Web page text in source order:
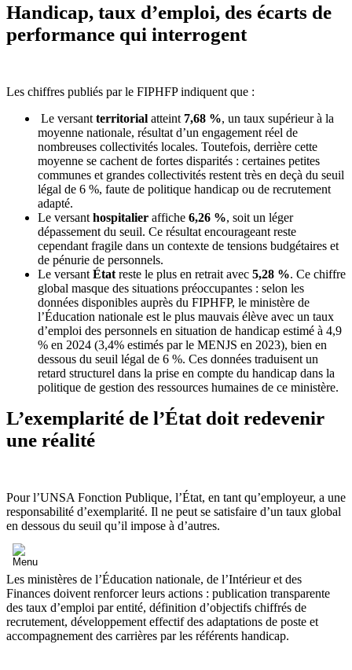
Handicap, taux d’emploi, des écarts de
performance qui interrogent
Les chiffres publiés par le FIPHFP indiquent que :
Le versant territorial atteint 7,68 %, un taux supérieur à la
moyenne nationale, résultat d’un engagement réel de
nombreuses collectivités locales. Toutefois, derrière cette
moyenne se cachent de fortes disparités : certaines petites
communes et grandes collectivités restent très en deçà du seuil
légal de 6 %, faute de politique handicap ou de recrutement
adapté.
Le versant hospitalier affiche 6,26 %, soit un léger
dépassement du seuil. Ce résultat encourageant reste
cependant fragile dans un contexte de tensions budgétaires et
de pénurie de personnels.
Le versant État reste le plus en retrait avec 5,28 %. Ce chiffre
global masque des situations préoccupantes : selon les
données disponibles auprès du FIPHFP, le ministère de
l’Éducation nationale est le plus mauvais élève avec un taux
d’emploi des personnels en situation de handicap estimé à 4,9
% en 2024 (3,4% estimés par le MENJS en 2023), bien en
dessous du seuil légal de 6 %. Ces données traduisent un
retard structurel dans la prise en compte du handicap dans la
politique de gestion des ressources humaines de ce ministère.
L’exemplarité de l’État doit redevenir
une réalité
Pour l’UNSA Fonction Publique, l’État, en tant qu’employeur, a une
responsabilité d’exemplarité. Il ne peut se satisfaire d’un taux global
en dessous du seuil qu’il impose à d’autres.
Les ministères de l’Éducation nationale, de l’Intérieur et des
Finances doivent renforcer leurs actions : publication transparente
des taux d’emploi par entité, définition d’objectifs chiffrés de
recrutement, développement effectif des adaptations de poste et
accompagnement des carrières par les référents handicap.